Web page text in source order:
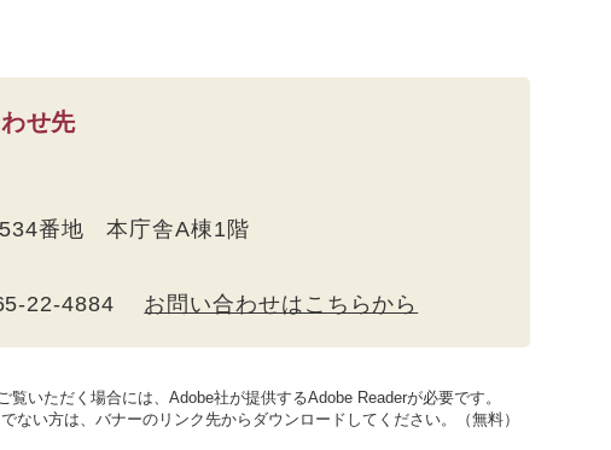
せ先
番地 本庁舎A棟1階
22-4884 お問い合わせはこちらから
覧いただく場合には、Adobe社が提供するAdobe Readerが必要です。
ない方は、バナーのリンク先からダウンロードしてください。（無料）